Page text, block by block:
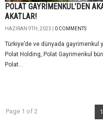
POLAT GAYRİMENKUL’DEN
AKATLAR!
HAZIRAN 9TH, 2023 | 0 COMMENTS
Türkiye’de ve dünyada gayrimenkul
Polat Holding, Polat Gayrimenkul
Polat...
Page 1 of 2 1